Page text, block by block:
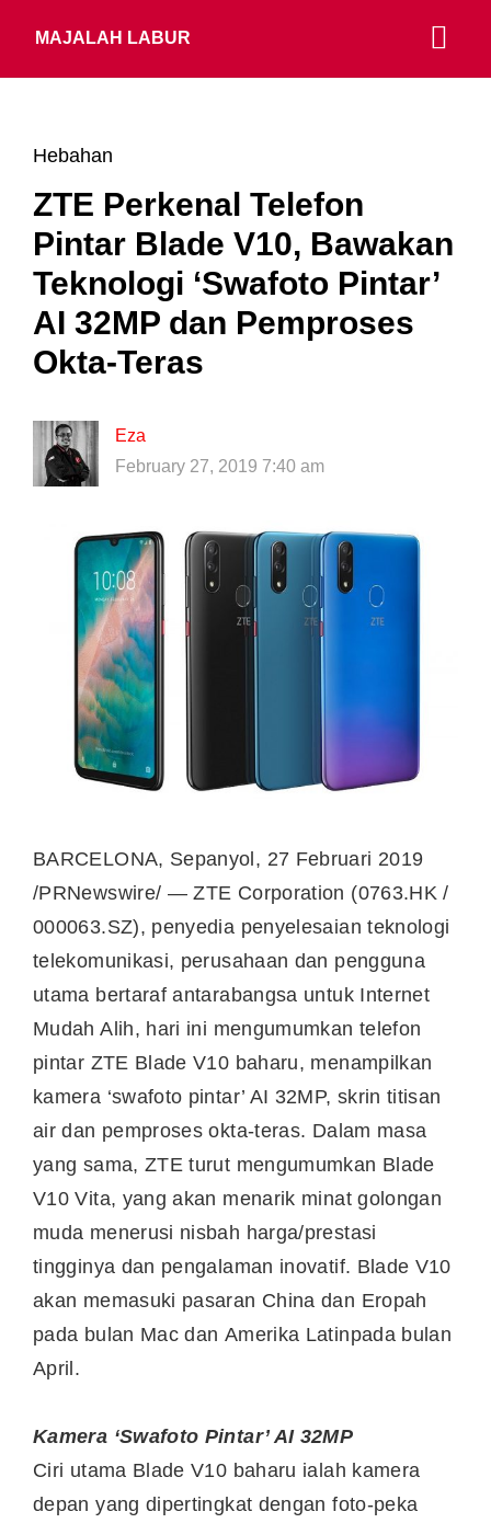
MAJALAH LABUR
Hebahan
ZTE Perkenal Telefon
Pintar Blade V10, Bawakan
Teknologi ‘Swafoto Pintar’
AI 32MP dan Pemproses
Okta-Teras
Eza
February 27, 2019 7:40 am
BARCELONA, Sepanyol, 27 Februari 2019
/PRNewswire/ — ZTE Corporation (0763.HK /
000063.SZ), penyedia penyelesaian teknologi
telekomunikasi, perusahaan dan pengguna
utama bertaraf antarabangsa untuk Internet
Mudah Alih, hari ini mengumumkan telefon
pintar ZTE Blade V10 baharu, menampilkan
kamera ‘swafoto pintar’ AI 32MP, skrin titisan
air dan pemproses okta-teras. Dalam masa
yang sama, ZTE turut mengumumkan Blade
V10 Vita, yang akan menarik minat golongan
muda menerusi nisbah harga/prestasi
tingginya dan pengalaman inovatif. Blade V10
akan memasuki pasaran China dan Eropah
pada bulan Mac dan Amerika Latinpada bulan
April.
Kamera ‘Swafoto Pintar’ AI 32MP
Ciri utama Blade V10 baharu ialah kamera
depan yang dipertingkat dengan foto-peka